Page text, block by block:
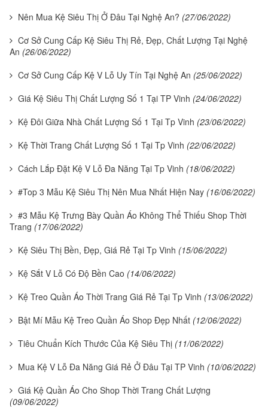
Nên Mua Kệ Siêu Thị Ở Đâu Tại Nghệ An? (27/06/2022)
Cơ Sở Cung Cấp Kệ Siêu Thị Rẻ, Đẹp, Chất Lượng Tại Nghệ
An (26/06/2022)
Cơ Sở Cung Cấp Kệ V Lỗ Uy Tín Tại Nghệ An (25/06/2022)
Giá Kệ Siêu Thị Chất Lượng Số 1 Tại TP Vinh (24/06/2022)
Kệ Đôi Giữa Nhà Chất Lượng Số 1 Tại Tp Vinh (23/06/2022)
Kệ Thời Trang Chất Lượng Số 1 Tại Tp Vinh (22/06/2022)
Cách Lắp Đặt Kệ V Lỗ Đa Năng Tại Tp Vinh (18/06/2022)
#Top 3 Mẫu Kệ Siêu Thị Nên Mua Nhất Hiện Nay (16/06/2022)
#3 Mẫu Kệ Trưng Bày Quần Áo Không Thể Thiếu Shop Thời
Trang (17/06/2022)
Kệ Siêu Thị Bền, Đẹp, Giá Rẻ Tại Tp Vinh (15/06/2022)
Kệ Sắt V Lỗ Có Độ Bền Cao (14/06/2022)
Kệ Treo Quần Áo Thời Trang Giá Rẻ Tại Tp Vinh (13/06/2022)
Bật Mí Mẫu Kệ Treo Quần Áo Shop Đẹp Nhất (12/06/2022)
Tiêu Chuẩn Kích Thước Của Kệ Siêu Thị (11/06/2022)
Mua Kệ V Lỗ Đa Năng Giá Rẻ Ở Đâu Tại TP Vinh (10/06/2022)
Giá Kệ Quần Áo Cho Shop Thời Trang Chất Lượng
(09/06/2022)